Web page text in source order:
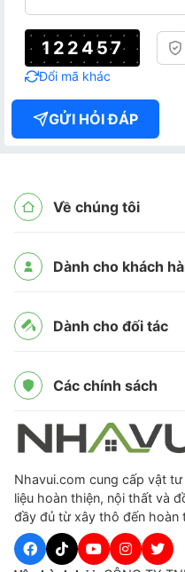
122457
Đổi mã khác
GỬI HỎI ĐÁP
Về chúng tôi
Dành cho khách
Dành cho đối tác
Các chính sách
Nhavui.com cung cấp vật
liệu hoàn thiện, nội thất và
đầy đủ từ xây thô đến hoàn